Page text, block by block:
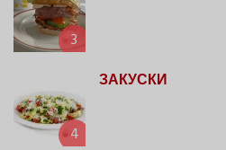
3
4
ЗАКУСКИ